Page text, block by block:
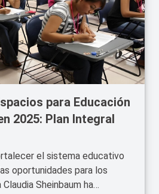
para Educación
2025: Plan Integral
el sistema educativo
oportunidades para los
Sheinbaum ha